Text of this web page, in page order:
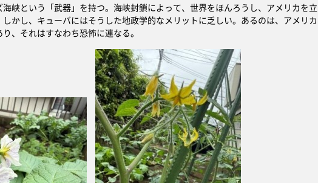
峡という「武器」を持つ。海峡封鎖によって、世界をほんろうし、アメリカを立
かし、キューバにはそうした地政学的なメリットに乏しい。あるのは、アメリカ
、それはすなわち恐怖に連なる。